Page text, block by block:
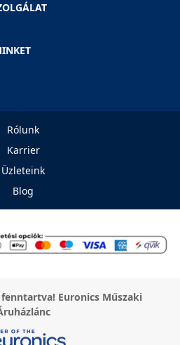
Rólunk
Karrier
Üzleteink
Blog
Euronics Műszaki